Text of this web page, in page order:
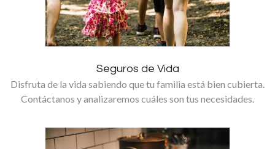
Seguros de Vida
Disfruta de la vida sabiendo que tu familia está bien cubierta.
Contáctanos y analizaremos cuáles son tus necesidades.